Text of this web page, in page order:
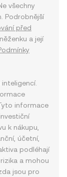
všechny
Podrobnější
před
a její
informace
k nákupu,
účetní,
podléhají
a mohou
jsou pro